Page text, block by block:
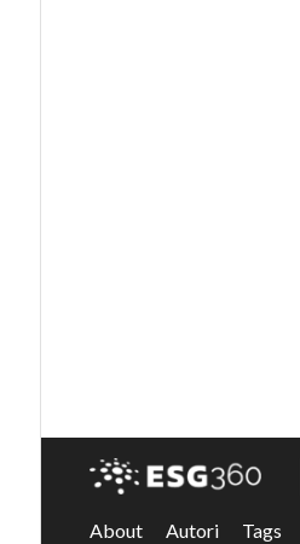
About Autori Tags